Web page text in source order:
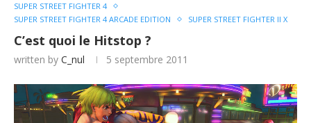
SUPER STREET FIGHTER 4
SUPER STREET FIGHTER 4 ARCADE EDITION
SUPER STREET FIGHTER II X
C’est quoi le Hitstop ?
written by C_nul 5 septembre 2011